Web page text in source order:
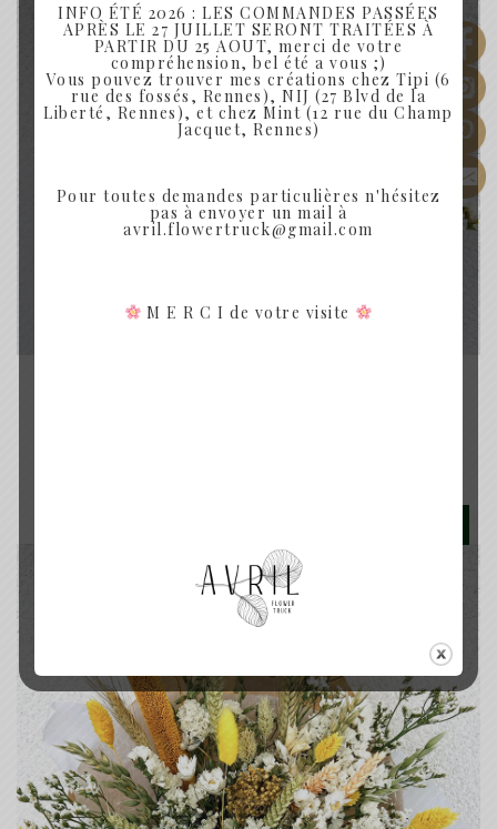
INFO ÉTÉ 2026 : LES COMMANDES PASSÉES
APRÈS LE 27 JUILLET SERONT TRAITÉES À
PARTIR DU 25 AOUT, merci de votre
compréhension, bel été a vous ;)
Vous pouvez trouver mes créations chez Tipi (6
rue des fossés, Rennes), NIJ (27 Blvd de la
Liberté, Rennes), et chez Mint (12 rue du Champ
Jacquet, Rennes)
Pour toutes demandes particulières n'hésitez
pas à envoyer un mail à
avril.flowertruck@gmail.com
M E R C I de votre visite